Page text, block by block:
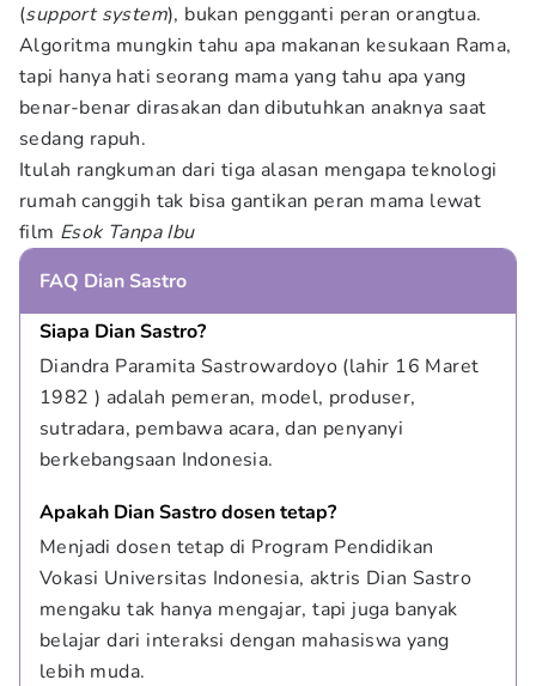
(support system), bukan pengganti peran orangtua.
Algoritma mungkin tahu apa makanan kesukaan Rama,
tapi hanya hati seorang mama yang tahu apa yang
benar-benar dirasakan dan dibutuhkan anaknya saat
sedang rapuh.
Itulah rangkuman dari tiga alasan mengapa teknologi
rumah canggih tak bisa gantikan peran mama lewat
film Esok Tanpa Ibu
FAQ Dian Sastro
Siapa Dian Sastro?
Diandra Paramita Sastrowardoyo (lahir 16 Maret
1982 ) adalah pemeran, model, produser,
sutradara, pembawa acara, dan penyanyi
berkebangsaan Indonesia.
Apakah Dian Sastro dosen tetap?
Menjadi dosen tetap di Program Pendidikan
Vokasi Universitas Indonesia, aktris Dian Sastro
mengaku tak hanya mengajar, tapi juga banyak
belajar dari interaksi dengan mahasiswa yang
lebih muda.